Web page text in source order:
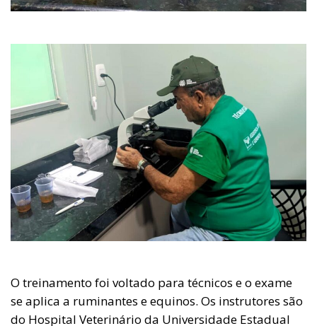
O treinamento foi voltado para técnicos e o exame
se aplica a ruminantes e equinos. Os instrutores são
do Hospital Veterinário da Universidade Estadual